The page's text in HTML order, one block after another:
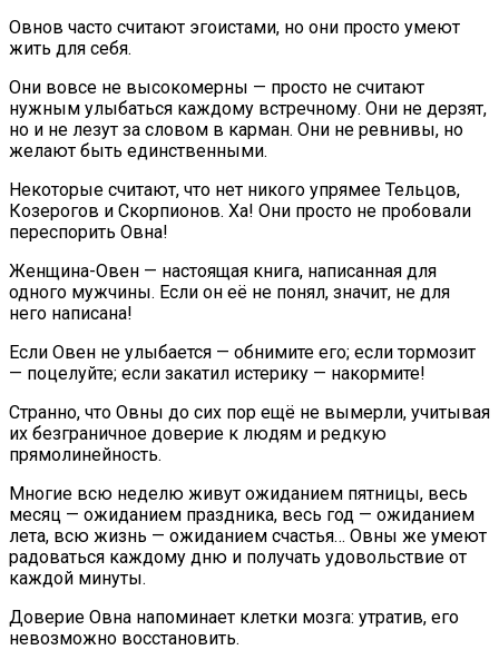
Овнов часто считают эгоистами, но они просто умеют
жить для себя.
Они вовсе не высокомерны — просто не считают
нужным улыбаться каждому встречному. Они не дерзят,
но и не лезут за словом в карман. Они не ревнивы, но
желают быть единственными.
Некоторые считают, что нет никого упрямее Тельцов,
Козерогов и Скорпионов. Ха! Они просто не пробовали
переспорить Овна!
Женщина-Овен — настоящая книга, написанная для
одного мужчины. Если он её не понял, значит, не для
него написана!
Если Овен не улыбается — обнимите его; если тормозит
— поцелуйте; если закатил истерику — накормите!
Странно, что Овны до сих пор ещё не вымерли, учитывая
их безграничное доверие к людям и редкую
прямолинейность.
Многие всю неделю живут ожиданием пятницы, весь
месяц — ожиданием праздника, весь год — ожиданием
лета, всю жизнь — ожиданием счастья… Овны же умеют
радоваться каждому дню и получать удовольствие от
каждой минуты.
Доверие Овна напоминает клетки мозга: утратив, его
невозможно восстановить.